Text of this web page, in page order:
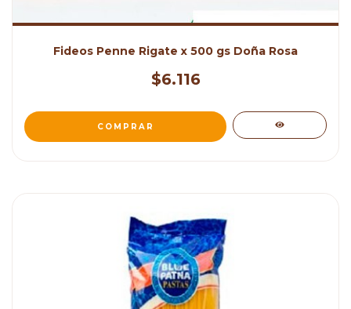
Fideos Penne Rigate x 500 gs Doña Rosa
$6.116